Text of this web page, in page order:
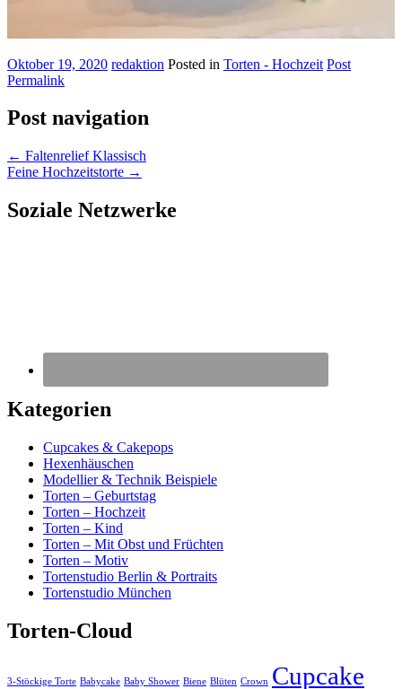
Oktober 19, 2020 redaktion Posted in Torten - Hochzeit Post
Permalink
Post navigation
← Faltenrelief Klassisch
Feine Hochzeitstorte →
Soziale Netzwerke
Kategorien
Cupcakes & Cakepops
Hexenhäuschen
Modellier & Technik Beispiele
Torten – Geburtstag
Torten – Hochzeit
Torten – Kind
Torten – Mit Obst und Früchten
Torten – Motiv
Tortenstudio Berlin & Portraits
Tortenstudio München
Torten-Cloud
3-Stöckige Torte Babycake Baby Shower Biene Blüten Crown Cupcake